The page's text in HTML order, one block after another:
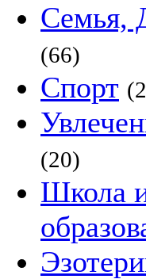
Семья,
(66)
Спорт
(20)
Школа